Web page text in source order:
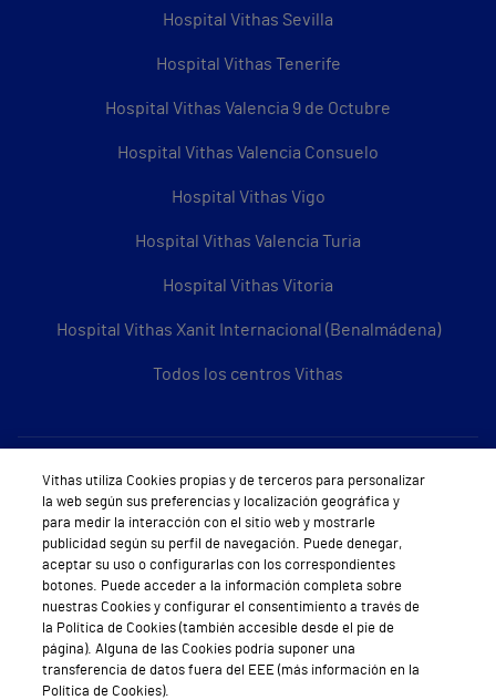
Hospital Vithas Sevilla
Hospital Vithas Tenerife
Hospital Vithas Valencia 9 de Octubre
Hospital Vithas Valencia Consuelo
Hospital Vithas Vigo
Hospital Vithas Valencia Turia
Hospital Vithas Vitoria
Hospital Vithas Xanit Internacional (Benalmádena)
Todos los centros Vithas
Sobre Vithas
Quiénes somos
Trabajar en Vithas
Teléfono Cita Médica
Teléfono Atención al Cliente
Política de seguridad y salud en el trabajo
Vithas utiliza Cookies propias y de terceros para personalizar
la web según sus preferencias y localización geográfica y
para medir la interacción con el sitio web y mostrarle
publicidad según su perfil de navegación. Puede denegar,
aceptar su uso o configurarlas con los correspondientes
botones. Puede acceder a la información completa sobre
nuestras Cookies y configurar el consentimiento a través de
la Política de Cookies (también accesible desde el pie de
página). Alguna de las Cookies podría suponer una
transferencia de datos fuera del EEE (más información en la
Política de Cookies).